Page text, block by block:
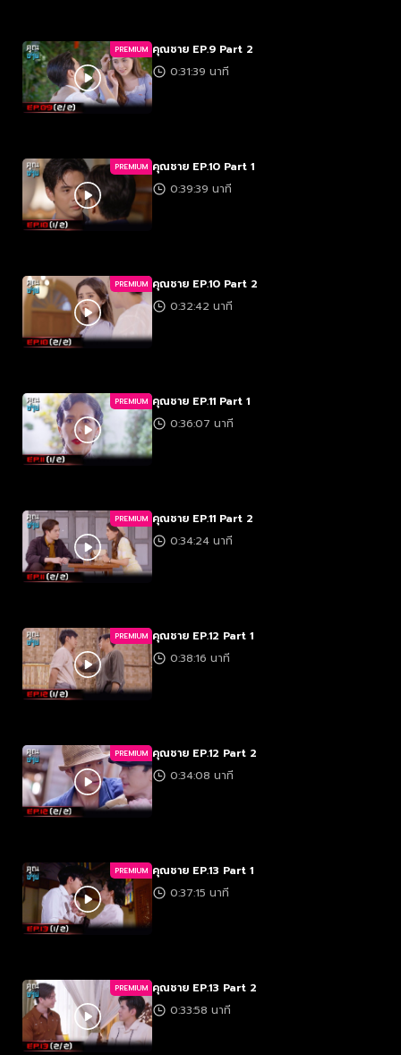
PREMIUM คุณชาย EP.9 Part 2
0:31:39 นาที
PREMIUM คุณชาย EP.10 Part 1
0:39:39 นาที
PREMIUM คุณชาย EP.10 Part 2
0:32:42 นาที
PREMIUM คุณชาย EP.11 Part 1
0:36:07 นาที
PREMIUM คุณชาย EP.11 Part 2
0:34:24 นาที
PREMIUM คุณชาย EP.12 Part 1
0:38:16 นาที
PREMIUM คุณชาย EP.12 Part 2
0:34:08 นาที
PREMIUM คุณชาย EP.13 Part 1
0:37:15 นาที
PREMIUM คุณชาย EP.13 Part 2
0:33:58 นาที